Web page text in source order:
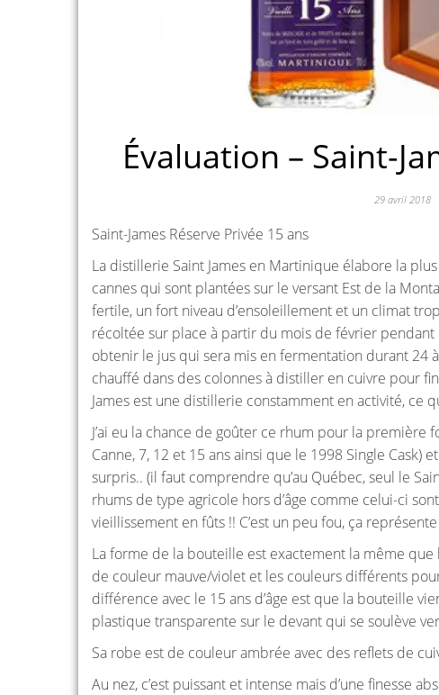
Évaluation – Saint-
29 avril 2018
Saint-James Réserve Privée 15 ans
La distillerie Saint James en Martinique élabore la
cannes qui sont plantées sur le versant Est de la
fertile, un fort niveau d’ensoleillement et un climat
récoltée sur place à partir du mois de février
obtenir le jus qui sera mis en fermentation durant 24
chauffé dans des colonnes à distiller en cuivre pour
James est une distillerie constamment en activité, ce
J’ai eu la chance de goûter ce rhum pour la première
Canne, 7, 12 et 15 ans ainsi que le 1998 Single
surpris.. (il faut comprendre qu’au Québec, seul le
rhums de type agricole hors d’âge comme celui-ci
vieillissement en fûts !! C’est un peu fou, ça
La forme de la bouteille est exactement la même que
de couleur mauve/violet et les couleurs différents
différence avec le 15 ans d’âge est que la bouteille
plastique transparente sur le devant qui se soulève
Sa robe est de couleur ambrée avec des reflets de
Au nez, c’est puissant et intense mais d’une finesse